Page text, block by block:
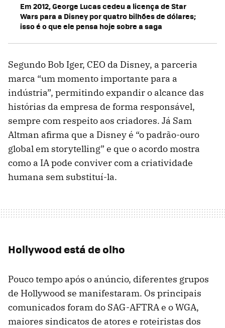
Em 2012, George Lucas cedeu a licença de Star
Wars para a Disney por quatro bilhões de dólares;
isso é o que ele pensa hoje sobre a saga
Segundo Bob Iger, CEO da Disney, a parceria
marca “um momento importante para a
indústria”, permitindo expandir o alcance das
histórias da empresa de forma responsável,
sempre com respeito aos criadores. Já Sam
Altman afirma que a Disney é “o padrão-ouro
global em storytelling” e que o acordo mostra
como a IA pode conviver com a criatividade
humana sem substituí-la.
Hollywood está de olho
Pouco tempo após o anúncio, diferentes grupos
de Hollywood se manifestaram. Os principais
comunicados foram do SAG-AFTRA e o WGA,
maiores sindicatos de atores e roteiristas dos